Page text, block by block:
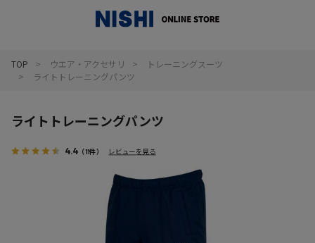
TOP ウエア・アクセサリ
トレーニングスーツ
ライトトレーニングパンツ
ライトトレーニングパンツ
4.4 （11件） レビューを見る